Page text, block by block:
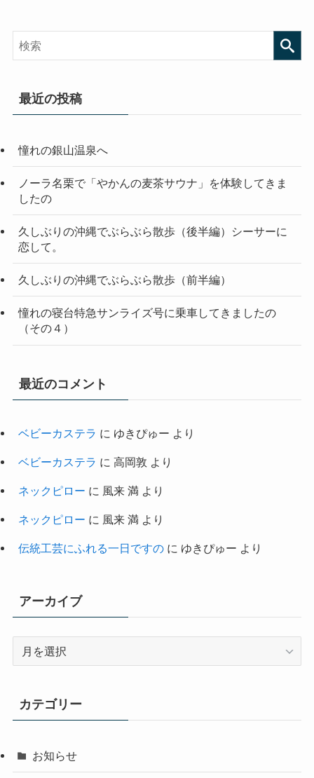
最近の投稿
憧れの銀山温泉へ
ノーラ名栗で「やかんの麦茶サウナ」を体験してきま
したの
久しぶりの沖縄でぶらぶら散歩（後半編）シーサーに
恋して。
久しぶりの沖縄でぶらぶら散歩（前半編）
憧れの寝台特急サンライズ号に乗車してきましたの
（その４）
最近のコメント
ベビーカステラ に ゆきぴゅー より
ベビーカステラ に 高岡敦 より
ネックピロー に 風来 満 より
ネックピロー に 風来 満 より
伝統工芸にふれる一日ですのに ゆきぴゅー より
アーカイブ
ブ
カテゴリー
お知らせ